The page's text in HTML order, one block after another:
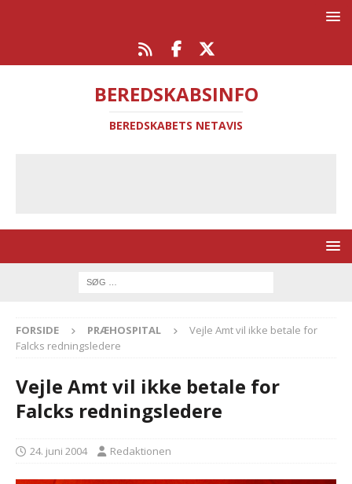
BEREDSKABSINFO
BEREDSKABETS NETAVIS
FORSIDE PRÆHOSPITAL
Vejle Amt vil ikke betale for
Falcks redningsledere
Vejle Amt vil ikke betale for
Falcks redningsledere
24. juni 2004 Redaktionen